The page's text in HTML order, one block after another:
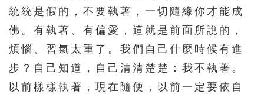
統統是假的，不要執著，一切隨緣你才能成
佛。有執著、有偏愛，這就是前面所說的，
煩惱、習氣太重了。我們自己什麼時候有進
步？自己知道，自己清清楚楚：我不執著。
以前樣樣執著，現在隨便，以前一定要依自